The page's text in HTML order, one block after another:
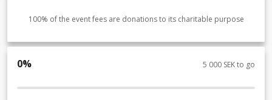
100% of the event fees are donations to its charitable purpose
0% 5 000 SEK to go